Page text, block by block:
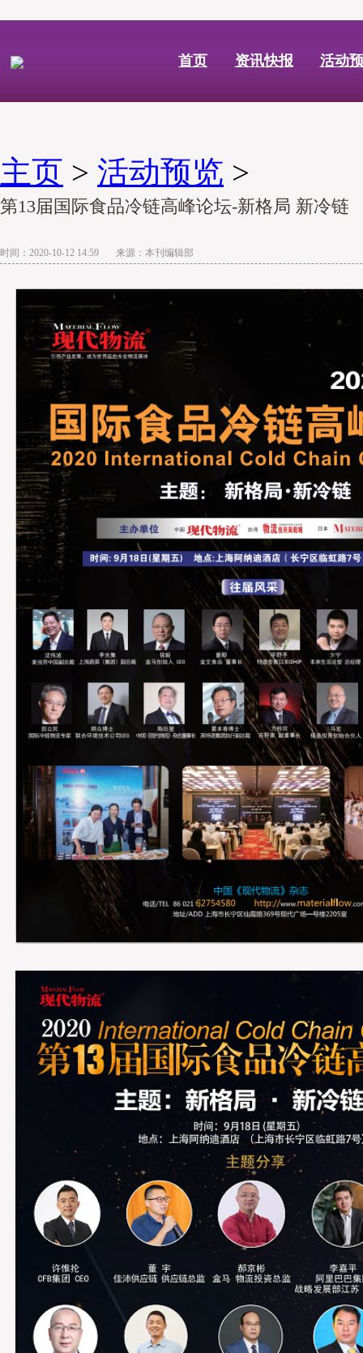
首页 资讯快报 活动
主页 > 活动预览 >
第13届国际食品冷链​高峰论坛-新格局 新冷链
时间：2020-10-12 14:59 来源：本刊编辑部